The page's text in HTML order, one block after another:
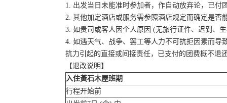
1. 出发当日未能准时参加者，作自动放弃论，已付
2. 其他加定酒店或服务需参照酒店规定而确定是否
3. 如贵司或客人因个人原因 (无旅行证件、迟到、
4. 如遇天气、战争、罢工等人力不可抗拒因素而
抗力引起的直接或间接责任，已支付的团费概不退
【退改说明】
入住黃石木屋班期
行程开始前